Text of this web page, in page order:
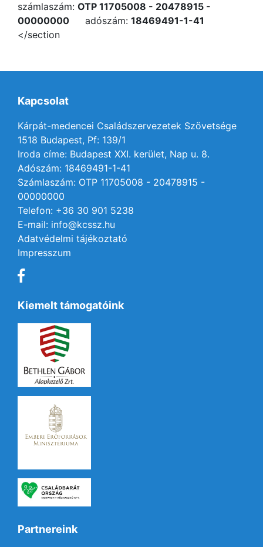
számlaszám: OTP 11705008 - 20478915 -
00000000
adószám: 18469491-1-41
</section
Kapcsolat
Kárpát-medencei Családszervezetek Szövetsége
1518 Budapest, Pf: 139/1
Iroda címe: Budapest XXI. kerület, Nap u. 8.
Adószám: 18469491-1-41
Számlaszám: OTP 11705008 - 20478915 -
00000000
Telefon: +36 30 901 5238
E-mail: info@kcssz.hu
Adatvédelmi tájékoztató
Impresszum
Kiemelt támogatóink
Partnereink